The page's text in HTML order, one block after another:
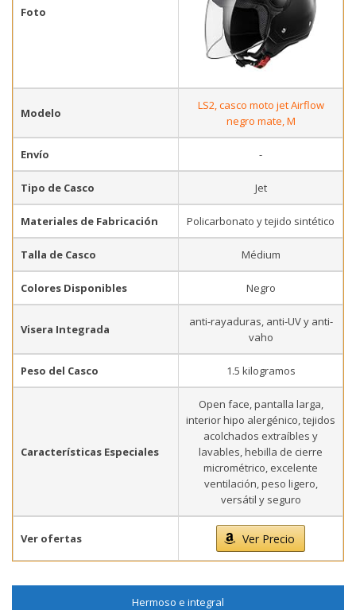
Foto
Modelo
LS2, casco moto jet Airflow
negro mate, M
Envío -
Tipo de Casco Jet
Materiales de Fabricación Policarbonato y tejido sintético
Talla de Casco Médium
Colores Disponibles Negro
Visera Integrada
anti-rayaduras, anti-UV y anti-
vaho
Peso del Casco 1.5 kilogramos
Características Especiales
Open face, pantalla larga,
interior hipo alergénico, tejidos
acolchados extraíbles y
lavables, hebilla de cierre
micrométrico, excelente
ventilación, peso ligero,
versátil y seguro
Ver ofertas Ver Precio
Hermoso e integral